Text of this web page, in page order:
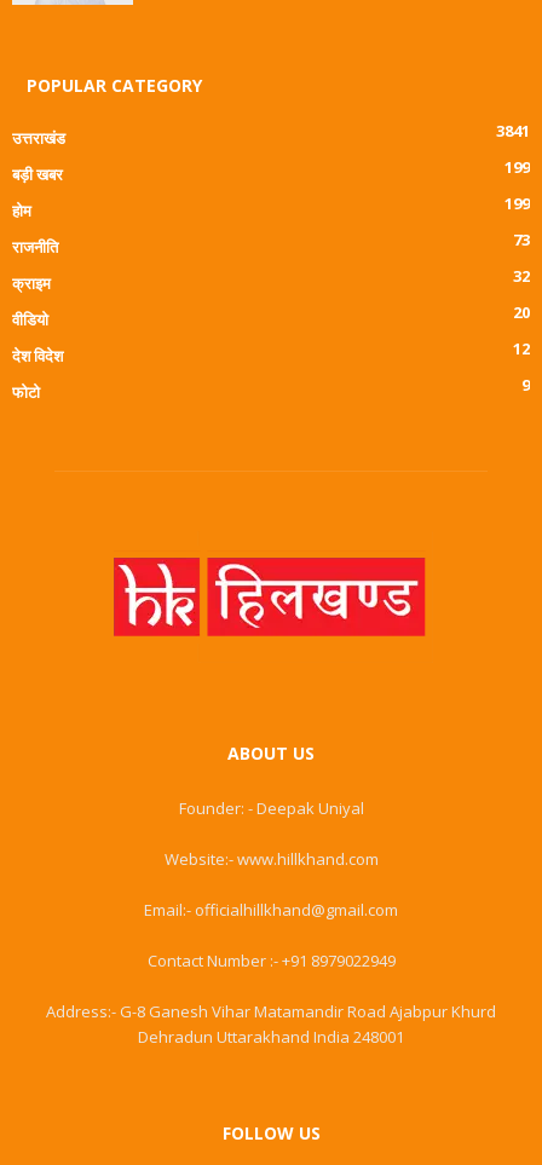
POPULAR CATEGORY
उत्तराखंड
3841
बड़ी खबर
199
होम
199
राजनीति
73
क्राइम
32
वीडियो
20
देश विदेश
12
फोटो
9
ABOUT US
Founder: - Deepak Uniyal
Website:- www.hillkhand.com
Email:- officialhillkhand@gmail.com
Contact Number :- +91 8979022949
Address:- G-8 Ganesh Vihar Matamandir Road Ajabpur Khurd
Dehradun Uttarakhand India 248001
FOLLOW US